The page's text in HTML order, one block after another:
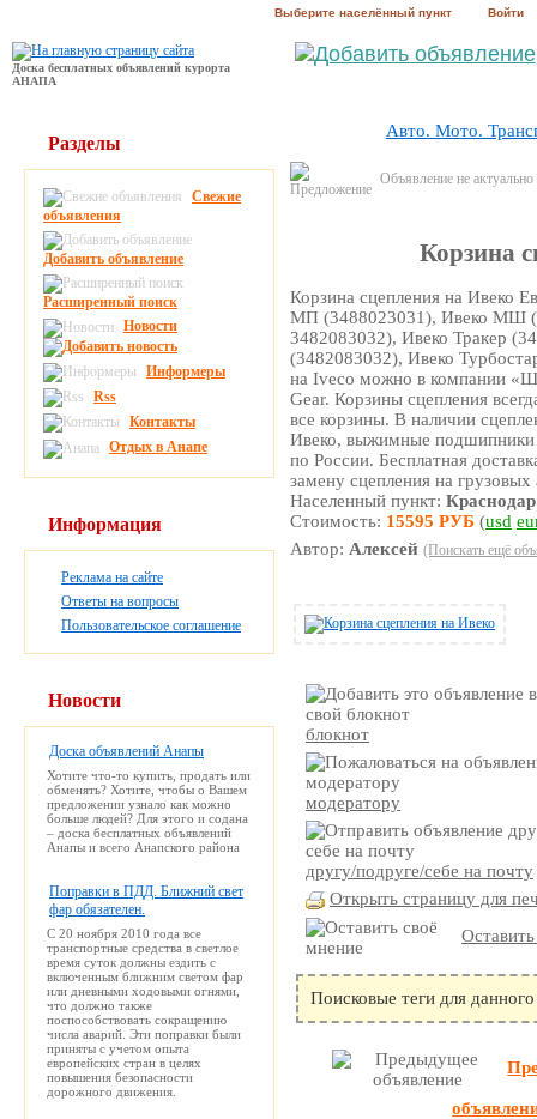
Выберите населённый пункт Войти
Доска бесплатных объявлений курорта
АНАПА
Авто. Мото.
Объявление не
Корзина
Корзина сцепления на Ивеко
МП (3488023031), Ивеко МШ
3482083032), Ивеко Тракер
(3482083032), Ивеко
на Iveco можно в компании
Gear. Корзины сцепления
все корзины. В наличии
Ивеко, выжимные подшипники
по России. Бесплатная
замену сцепления на
Населенный пункт:Краснодар
Стоимость: 15595 РУБ (usd
Автор: Алексей (Поискать ещё
блокнот
модератору
другу/подруге/себе на почту
Открыть страницу для
Поисковые теги для
Разделы
Свежие
объявления
Добавить объявление
Расширенный поиск
Новости
Информеры
Rss
Контакты
Отдых в Анапе
Информация
Реклама на сайте
Ответы на вопросы
Пользовательское соглашение
Новости
Доска объявлений Анапы
Хотите что-то купить, продать или
обменять? Хотите, чтобы о Вашем
предложении узнало как можно
больше людей? Для этого и содана
– доска бесплатных объявлений
Анапы и всего Анапского района
Поправки в ПДД. Ближний свет
фар обязателен.
С 20 ноября 2010 года все
транспортные средства в светлое
время суток должны ездить с
включенным ближним светом фар
или дневными ходовыми огнями,
что должно также
поспособствовать сокращению
числа аварий. Эти поправки были
приняты с учетом опыта
европейских стран в целях
повышения безопасности
дорожного движения.